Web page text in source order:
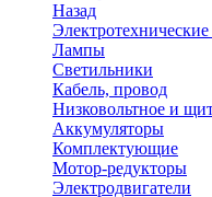
Назад
Лампы
Светильники
Кабель, провод
Низковольтное и
Аккумуляторы
Комплектующие
Мотор-редукторы
Электродвигатели